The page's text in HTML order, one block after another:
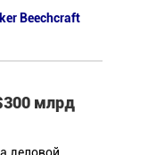
Beechcraft
млрд